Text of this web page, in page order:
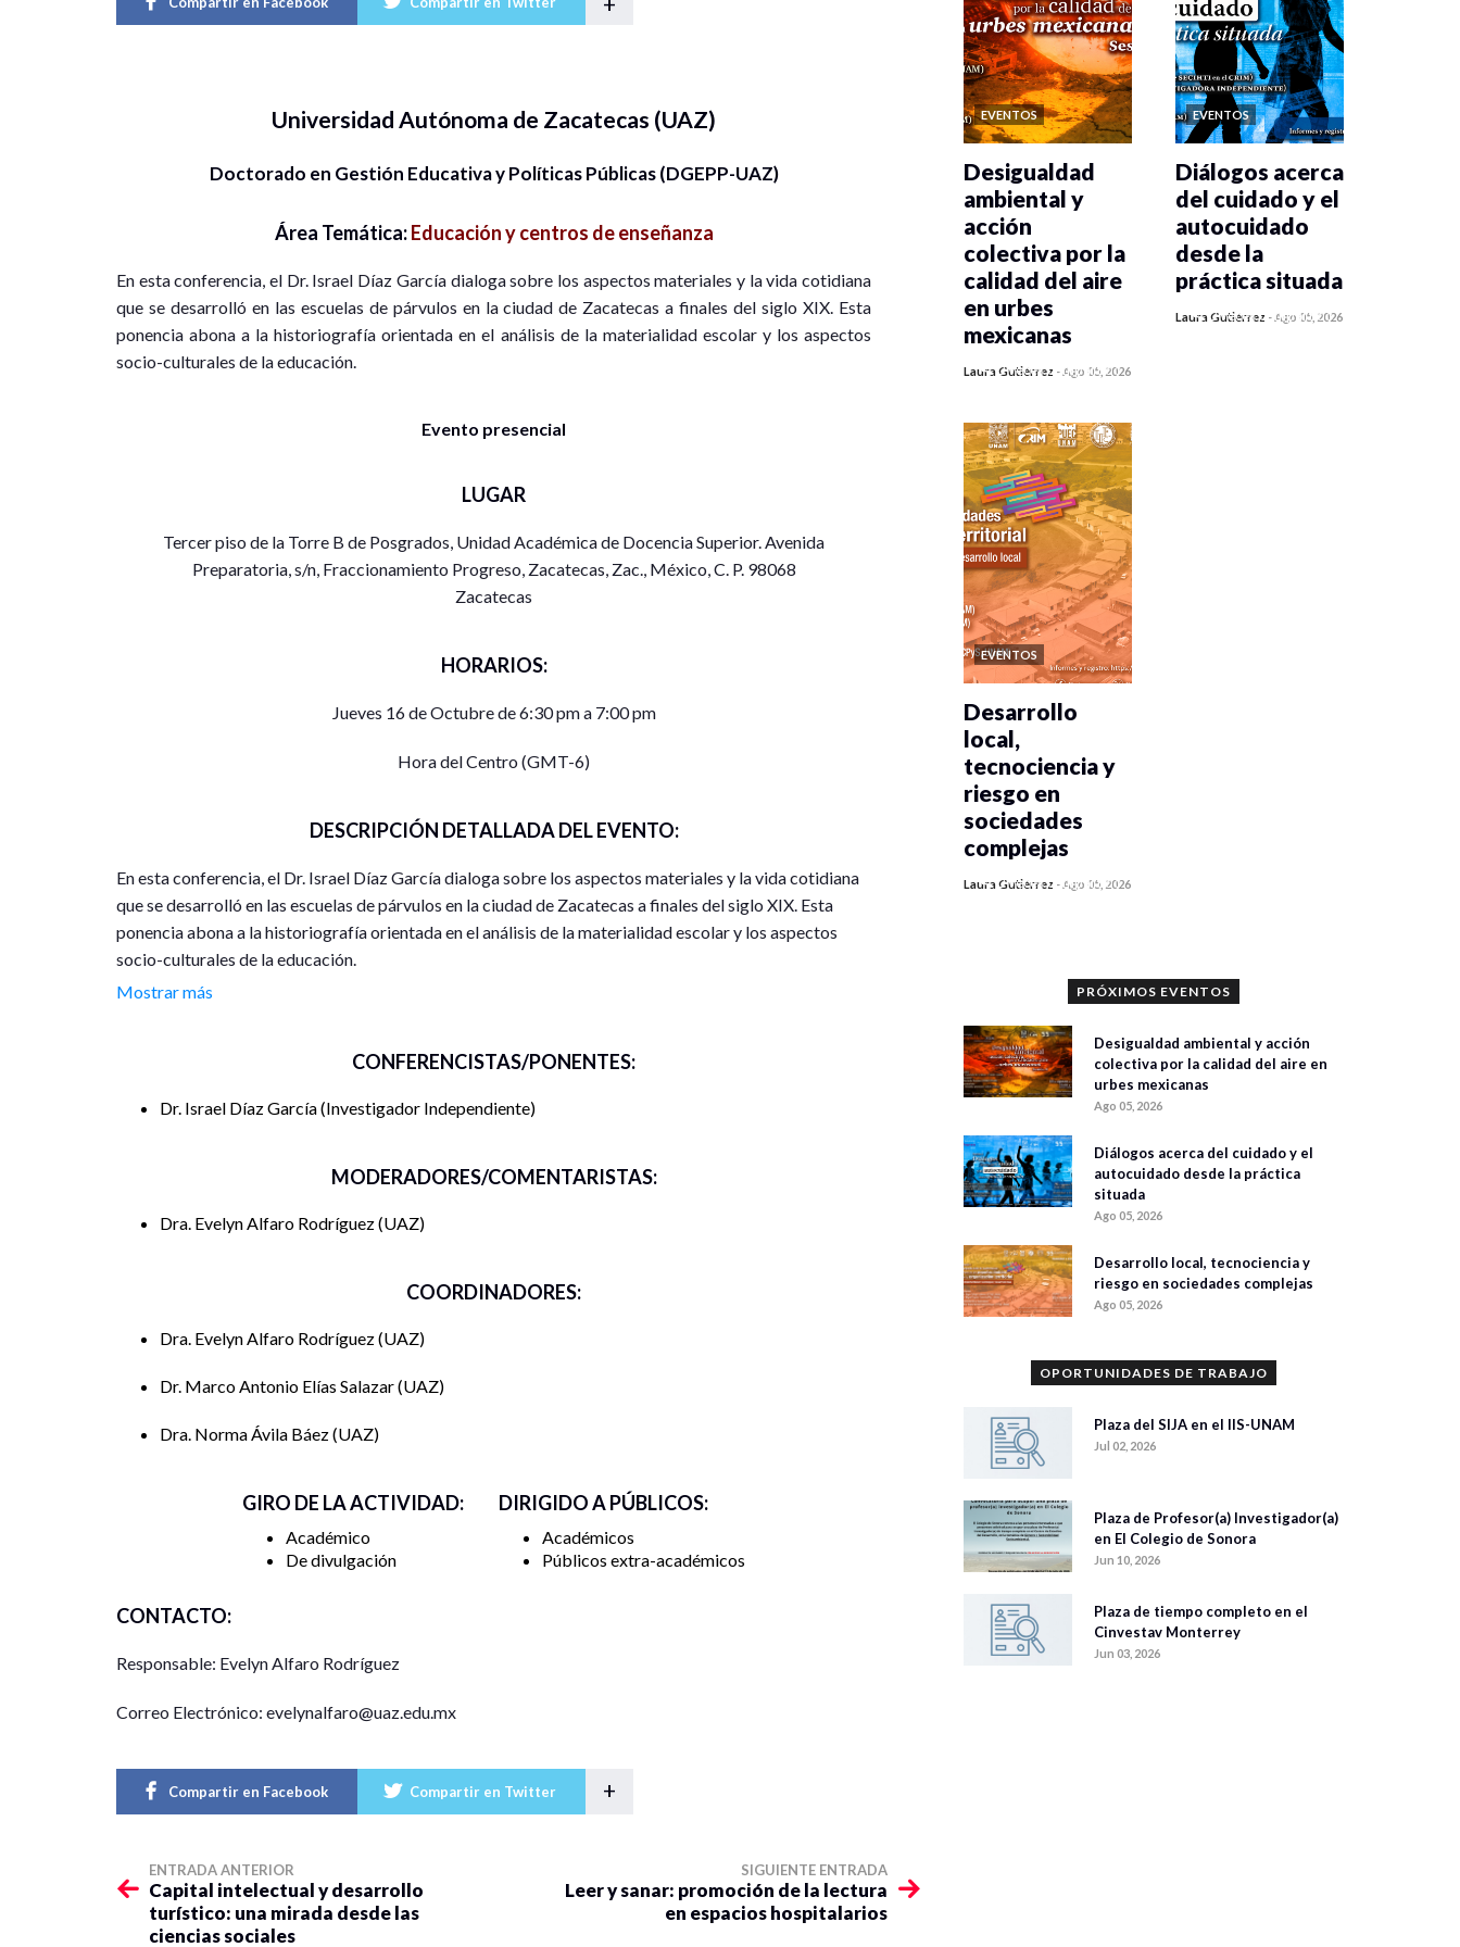
Universidad Autónoma de Zacatecas (UAZ)
Doctorado en Gestión Educativa y Políticas Públicas (DGEPP-UAZ)
Área Temática:Educación y centros de enseñanza
En esta conferencia, el Dr. Israel Díaz García dialoga sobre los aspectos materiales y la vida cotidiana
que se desarrolló en las escuelas de párvulos en la ciudad de Zacatecas a finales del siglo XIX. Esta
ponencia abona a la historiografía orientada en el análisis de la materialidad escolar y los aspectos
socio-culturales de la educación.
Evento presencial
LUGAR
Tercer piso de la Torre B de Posgrados, Unidad Académica de Docencia Superior. Avenida
Preparatoria, s/n, Fraccionamiento Progreso, Zacatecas, Zac., México, C. P. 98068
Zacatecas
HORARIOS:
Jueves 16 de Octubre de 6:30 pm a 7:00 pm
Hora del Centro (GMT-6)
DESCRIPCIÓN DETALLADA DEL EVENTO:
En esta conferencia, el Dr. Israel Díaz García dialoga sobre los aspectos materiales y la vida cotidiana
que se desarrolló en las escuelas de párvulos en la ciudad de Zacatecas a finales del siglo XIX. Esta
ponencia abona a la historiografía orientada en el análisis de la materialidad escolar y los aspectos
socio-culturales de la educación.
Mostrar más
CONFERENCISTAS/PONENTES:
Dr. Israel Díaz García Investigador Independiente
MODERADORES/COMENTARISTAS:
Dra. Evelyn Alfaro Rodríguez UAZ
COORDINADORES:
Dra. Evelyn Alfaro Rodríguez UAZ
Dr. Marco Antonio Elías Salazar UAZ
Dra. Norma Ávila Báez UAZ
GIRO DE LA ACTIVIDAD:
Académico
De divulgación
DIRIGIDO A PÚBLICOS:
Académicos
Públicos extra-académicos
CONTACTO:
Responsable: Evelyn Alfaro Rodríguez
Correo Electrónico: evelynalfaro@uaz.edu.mx
Compartir en Facebook Compartir en Twitter +
ENTRADA ANTERIOR
Capital intelectual y desarrollo
turístico: una mirada desde las
ciencias sociales
SIGUIENTE ENTRADA
Leer y sanar: promoción de la lectura
en espacios hospitalarios
EVENTOS
0 veces compartido
Desigualdad
ambiental y
acción
colectiva por la
calidad del aire
en urbes
mexicanas
Laura Gutiérrez -Ago 05, 2026
EVENTOS
0 veces compartido
Diálogos acerca
del cuidado y el
autocuidado
desde la
práctica situada
Laura Gutiérrez -Ago 05, 2026
EVENTOS
0 veces compartido
Desarrollo
local,
tecnociencia y
riesgo en
sociedades
complejas
Laura Gutiérrez -Ago 05, 2026
PRÓXIMOS EVENTOS
Desigualdad ambiental y acción
colectiva por la calidad del aire en
urbes mexicanas
Ago 05, 2026
Diálogos acerca del cuidado y el
autocuidado desde la práctica
situada
Ago 05, 2026
Desarrollo local, tecnociencia y
riesgo en sociedades complejas
Ago 05, 2026
OPORTUNIDADES DE TRABAJO
Plaza del SIJA en el IIS-UNAM
Jul 02, 2026
Plaza de Profesor(a) Investigador(a)
en El Colegio de Sonora
Jun 10, 2026
Plaza de tiempo completo en el
Cinvestav Monterrey
Jun 03, 2026